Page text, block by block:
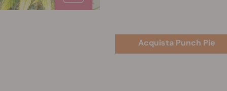
Acquista Punch Pie